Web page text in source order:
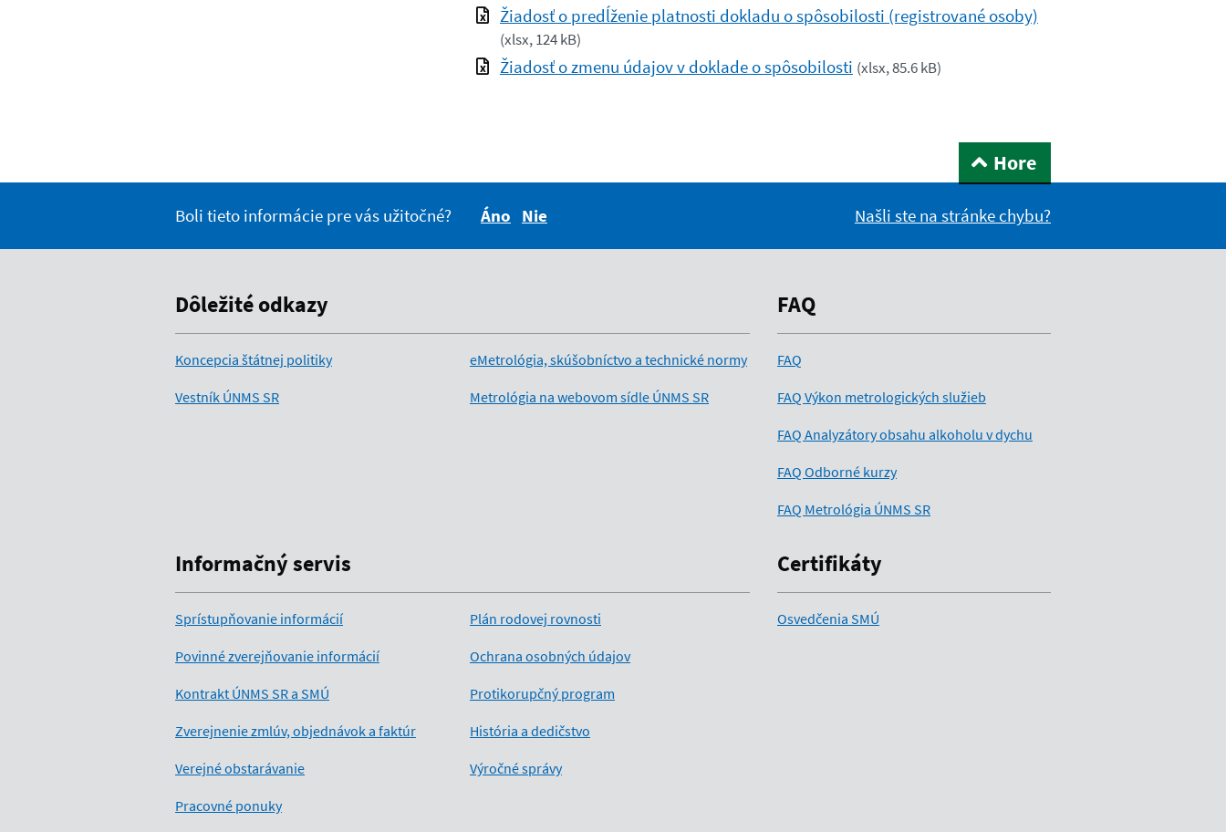
Žiadosť o predĺženie platnosti dokladu o spôsobilosti (registrované osoby)
(xlsx, 124 kB)
Žiadosť o zmenu údajov v doklade o spôsobilosti (xlsx, 85.6 kB)
Hore
Boli tieto informácie pre vás užitočné? Áno Nie Našli ste na stránke chybu?
Dôležité odkazy
Koncepcia štátnej politiky
Vestník ÚNMS SR
eMetrológia, skúšobníctvo a technické normy
Metrológia na webovom sídle ÚNMS SR
FAQ
FAQ
FAQ Výkon metrologických služieb
FAQ Analyzátory obsahu alkoholu v dychu
FAQ Odborné kurzy
FAQ Metrológia ÚNMS SR
Informačný servis
Sprístupňovanie informácií
Povinné zverejňovanie informácií
Kontrakt ÚNMS SR a SMÚ
Zverejnenie zmlúv, objednávok a faktúr
Verejné obstarávanie
Pracovné ponuky
Plán rodovej rovnosti
Ochrana osobných údajov
Protikorupčný program
História a dedičstvo
Výročné správy
Certifikáty
Osvedčenia SMÚ